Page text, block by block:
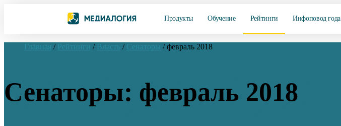
Продукты Обучение Рейтинги Инфоповод года
Главная / Рейтинги / Власть / Сенаторы / февраль 2018
Сенаторы: февраль 2018